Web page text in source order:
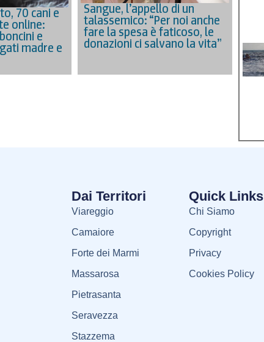
70 cani e
online:
e
madre e
Sangue, l’appello di un
talassemico: “Per noi anche
fare la spesa è faticoso, le
donazioni ci salvano la vita”
Dai Territori
Viareggio
Camaiore
Forte dei Marmi
Massarosa
Pietrasanta
Seravezza
Stazzema
Quick Links
Chi Siamo
Copyright
Privacy
Cookies Policy